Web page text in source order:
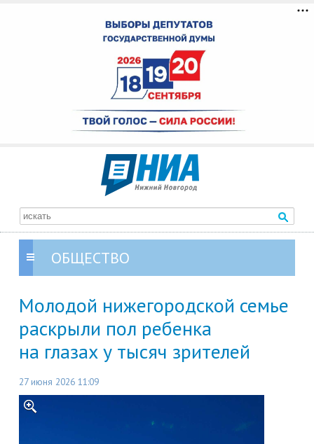
ОБЩЕСТВО
Молодой нижегородской семье
раскрыли пол ребенка
на глазах у тысяч зрителей
27 июня 2026 11:09